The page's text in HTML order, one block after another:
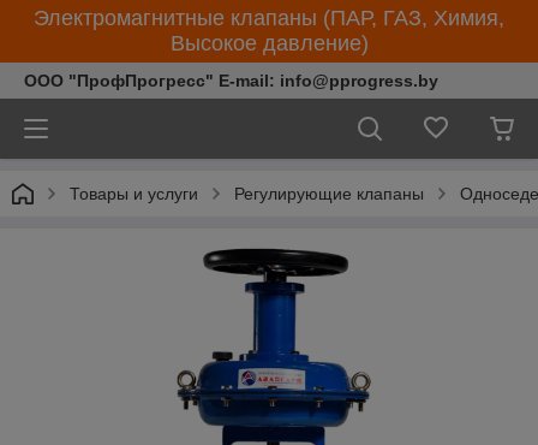
Электромагнитные клапаны (ПАР, ГАЗ, Химия,
Высокое давление)
ООО "ПрофПрогресс" E-mail: info@pprogress.by
Товары и услуги Регулирующие клапаны